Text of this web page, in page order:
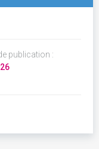
publication :